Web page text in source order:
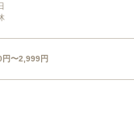
〜2,999円